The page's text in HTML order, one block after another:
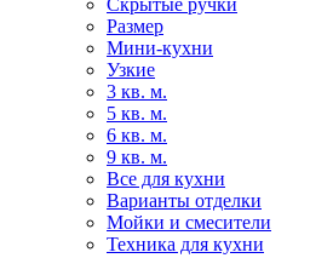
Скрытые ручки
Размер
Мини-кухни
Узкие
3 кв. м.
5 кв. м.
6 кв. м.
9 кв. м.
Все для кухни
Варианты отделки
Мойки и смесители
Техника для кухни